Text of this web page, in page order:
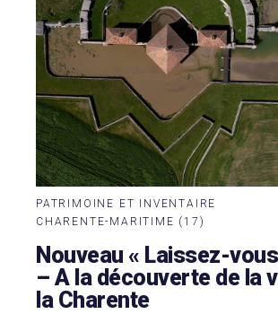
PATRIMOINE ET INVENTAIRE
CHARENTE-MARITIME (17)
Nouveau « Laissez-
– A la découverte de la
la Charente